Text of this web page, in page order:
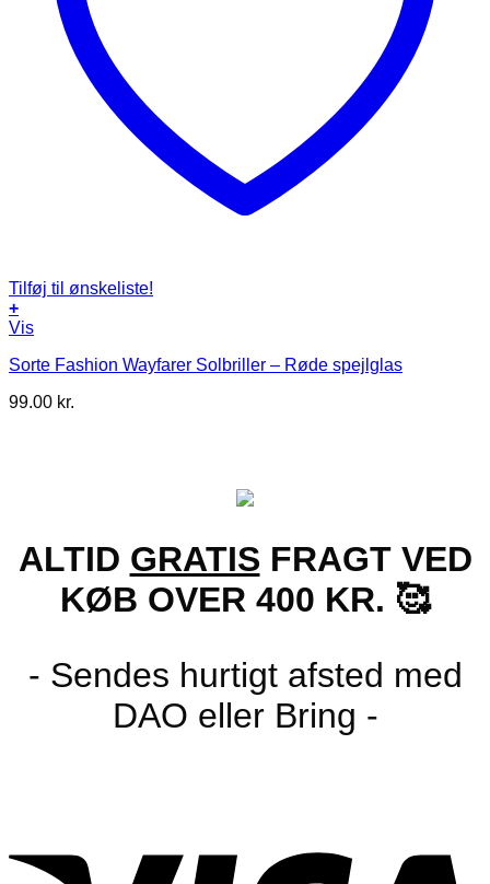
Tilføj til ønskeliste!
+
Vis
Sorte Fashion Wayfarer Solbriller – Røde spejlglas
99.00 kr.
ALTID GRATIS FRAGT VED
KØB OVER 400 KR. 🥰
- Sendes hurtigt afsted med
DAO eller Bring -